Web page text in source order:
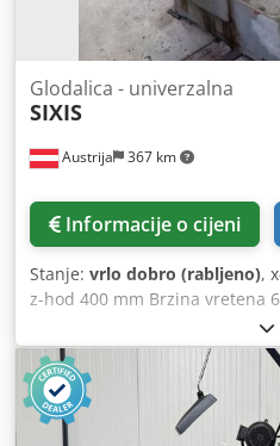
Austrija 367 km
Glodalica - univerzalna
SIXIS
Informacije o cijeni
Stanje: vrlo dobro (rabljeno),
z-hod 400 mm Brzina vretena
ISO SK-30 Težina stroja cca 1
x 1,5 m Codpfx Agjvwgn
održavanom stanju